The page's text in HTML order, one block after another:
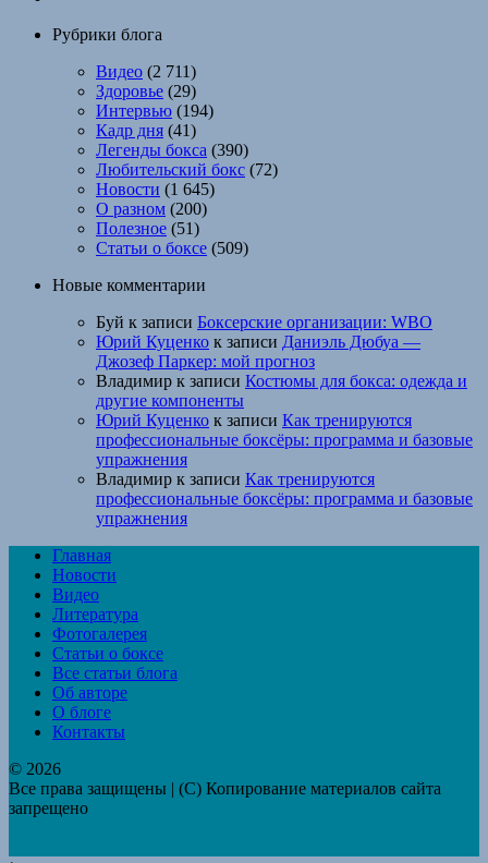
Рубрики блога
Видео (2 711)
Здоровье (29)
Интервью (194)
Кадр дня (41)
Легенды бокса (390)
Любительский бокс (72)
Новости (1 645)
О разном (200)
Полезное (51)
Статьи о боксе (509)
Новые комментарии
Буй к записи Боксерские организации: WBO
Юрий Куценко к записи Даниэль Дюбуа —
Джозеф Паркер: мой прогноз
Владимир к записи Костюмы для бокса: одежда и
другие компоненты
Юрий Куценко к записи Как тренируются
профессиональные боксёры: программа и базовые
упражнения
Владимир к записи Как тренируются
профессиональные боксёры: программа и базовые
упражнения
Главная
Новости
Видео
Литература
Фотогалерея
Статьи о боксе
Все статьи блога
Об авторе
О блоге
Контакты
© 2026
Все права защищены | (C) Копирование материалов сайта
запрещено